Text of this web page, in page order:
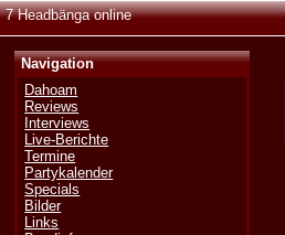
7 Headbänga online
Navigation
Dahoam
Reviews
Interviews
Live-Berichte
Termine
Partykalender
Specials
Bilder
Links